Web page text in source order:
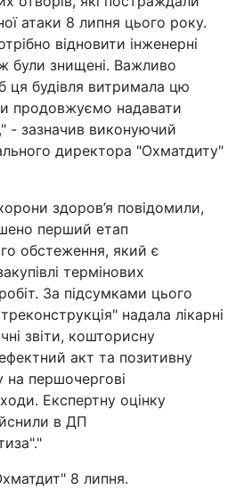
атаки 8 липня цього року.
відновити інженерні
були знищені. Важливо
ця будівля витримала цю
продовжуємо надавати
- зазначив виконуючий
директора "Охматдиту"
здоров’я повідомили,
перший етап
обстеження, який є
термінових
За підсумками цього
надала лікарні
звіти, кошторисну
акт та позитивну
на першочергові
Експертну оцінку
в ДП
8 липня.